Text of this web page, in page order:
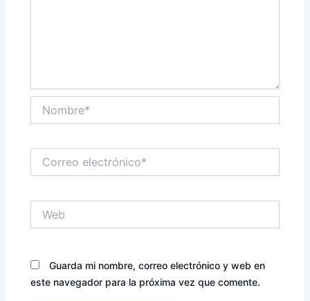
electrónico*
Guarda mi nombre, correo electrónico y web en
este navegador para la próxima vez que comente.